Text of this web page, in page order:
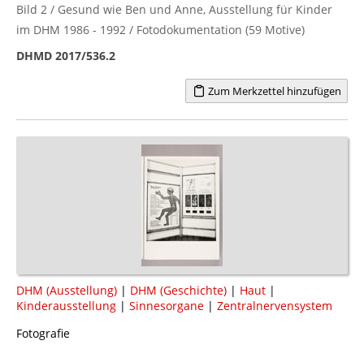
Bild 2 / Gesund wie Ben und Anne, Ausstellung für Kinder
im DHM 1986 - 1992 / Fotodokumentation (59 Motive)
DHMD 2017/536.2
Zum Merkzettel hinzufügen
DHM (Ausstellung) | DHM (Geschichte) | Haut |
Kinderausstellung | Sinnesorgane | Zentralnervensystem
Fotografie